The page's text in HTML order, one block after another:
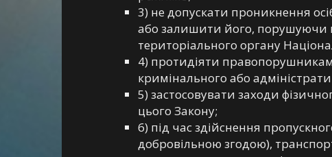
3) не допускати проникнення
або залишити його, порушуючи
територіального органу
4) протидіяти
кримінального або
5) застосовувати заходи
цього Закону;
6) під час здійснення
добровільною згодою),